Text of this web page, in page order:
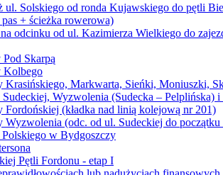
Solskiego od ronda Kujawskiego do pętli
+ ścieżka rowerowa)
odcinku od ul. Kazimierza Wielkiego do
Skarpą
Kolbego
Markwarta, Sieńki, Moniuszki,
Wyzwolenia (Sudecka – Pelplińska)
(kładka nad linią kolejową nr 201)
(odc. od ul. Sudeckiej do początku
w Bydgoszczy
Pętli Fordonu - etap I